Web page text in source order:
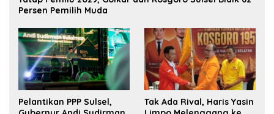
Persen Pemilih Muda
Pelantikan PPP Sulsel,
Tak Ada Rival, Haris Yasin